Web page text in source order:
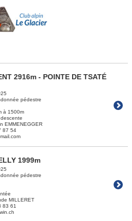
2916m - POINTE DE TSATÉ
pédestre
à 1500m
EMMENEGGER
87 54
1999m
pédestre
MILLERET
83 61